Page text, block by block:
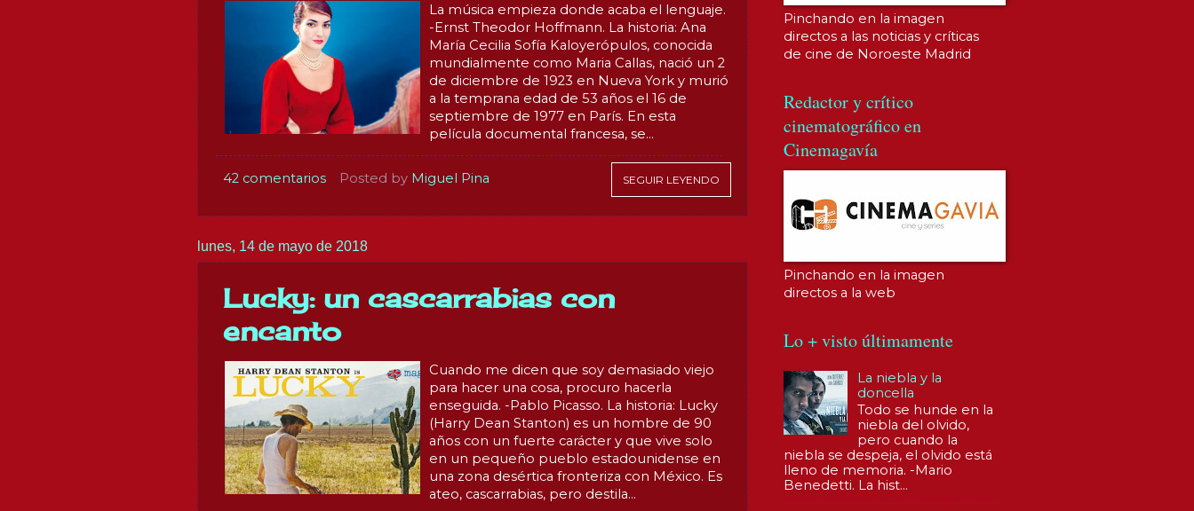
La música empieza donde acaba el lenguaje.
-Ernst Theodor Hoffmann. La historia: Ana
María Cecilia Sofía Kaloyerópulos, conocida
mundialmente como Maria Callas, nació un 2
de diciembre de 1923 en Nueva York y murió
a la temprana edad de 53 años el 16 de
septiembre de 1977 en París. En esta
película documental francesa, se...
Posted by Miguel Pina
42 comentarios SEGUIR LEYENDO
lunes, 14 de mayo de 2018
Lucky: un cascarrabias con
encanto
Cuando me dicen que soy demasiado viejo
para hacer una cosa, procuro hacerla
enseguida. -Pablo Picasso. La historia: Lucky
(Harry Dean Stanton) es un hombre de 90
años con un fuerte carácter y que vive solo
en un pequeño pueblo estadounidense en
una zona desértica fronteriza con México. Es
ateo, cascarrabias, pero destila...
Pinchando en la imagen
directos a las noticias y críticas
de cine de Noroeste Madrid
Redactor y crítico
cinematográfico en
Cinemagavía
Pinchando en la imagen
directos a la web
Lo + visto últimamente
La niebla y la
doncella
Todo se hunde en la
niebla del olvido,
pero cuando la
niebla se despeja, el olvido está
lleno de memoria. -Mario
Benedetti. La hist...